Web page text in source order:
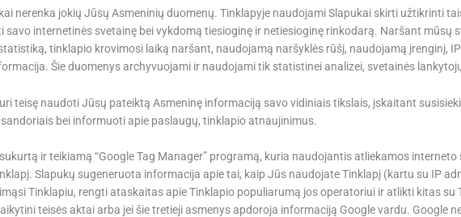
nerenka jokių Jūsų Asmeninių duomenų. Tinklapyje naudojami Slapukai skirti užtikrinti
internetinės svetainę bei vykdomą tiesioginę ir netiesioginę rinkodarą. Naršant
tinklapio krovimosi laiką naršant, naudojamą naršyklės rūšį, naudojamą įrenginį,
Šie duomenys archyvuojami ir naudojami tik statistinei analizei, svetainės
teisę naudoti Jūsų pateiktą Asmeninę informaciją savo vidiniais tikslais, įskaitant
bei informuoti apie paslaugų, tinklapio atnaujinimus.
ir teikiamą “Google Tag Manager” programą, kuria naudojantis atliekamos
Slapukų sugeneruota informacija apie tai, kaip Jūs naudojate Tinklapį (kartu su IP
Tinklapiu, rengti ataskaitas apie Tinklapio populiarumą jos operatoriui ir atlikti kitas
teisės aktai arba jei šie tretieji asmenys apdoroja informaciją Google vardu. Google